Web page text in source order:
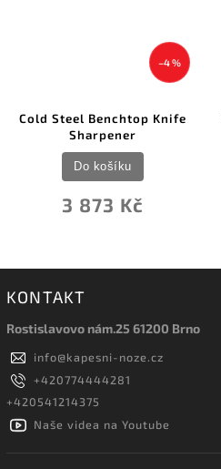
–4 %
Cold Steel Benchtop Knife
Sharpener
3 873 Kč
Do košíku
KONTAKT
Rostislavovo nám.25 61200 Brno
info@kapesni-noze.cz
+420774444281
+420541214375
Naše videa na Youtube